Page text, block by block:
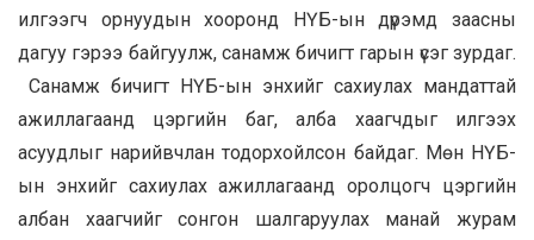
илгээгч орнуудын хооронд НҮБ-ын дүрэмд заасны
дагуу гэрээ байгуулж, санамж бичигт гарын үсэг зурдаг.
Санамж бичигт НҮБ-ын энхийг сахиулах мандаттай
ажиллагаанд цэргийн баг, алба хаагчдыг илгээх
асуудлыг нарийвчлан тодорхойлсон байдаг. Мөн НҮБ-
ын энхийг сахиулах ажиллагаанд оролцогч цэргийн
албан хаагчийг сонгон шалгаруулах манай журам